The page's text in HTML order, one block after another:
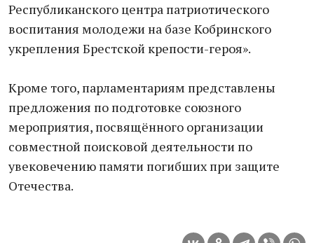
Республиканского центра патриотического
воспитания молодежи на базе Кобринского
укрепления Брестской крепости-героя».
Кроме того, парламентариям представлены
предложения по подготовке союзного
мероприятия, посвящённого организации
совместной поисковой деятельности по
увековечению памяти погибших при защите
Отечества.